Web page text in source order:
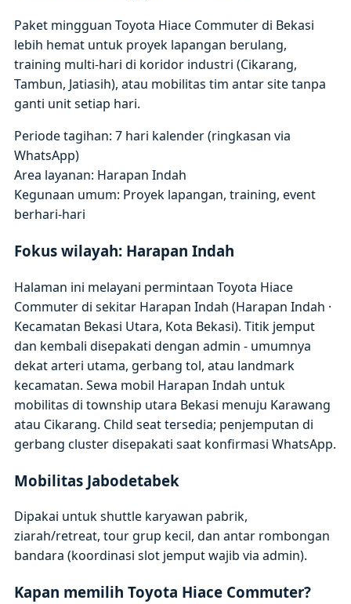
Paket mingguan Toyota Hiace Commuter di Bekasi
lebih hemat untuk proyek lapangan berulang,
training multi-hari di koridor industri (Cikarang,
Tambun, Jatiasih), atau mobilitas tim antar site tanpa
ganti unit setiap hari.
Periode tagihan: 7 hari kalender (ringkasan via
WhatsApp)
Area layanan: Harapan Indah
Kegunaan umum: Proyek lapangan, training, event
berhari-hari
Fokus wilayah: Harapan Indah
Halaman ini melayani permintaan Toyota Hiace
Commuter di sekitar Harapan Indah (Harapan Indah ·
Kecamatan Bekasi Utara, Kota Bekasi). Titik jemput
dan kembali disepakati dengan admin - umumnya
dekat arteri utama, gerbang tol, atau landmark
kecamatan. Sewa mobil Harapan Indah untuk
mobilitas di township utara Bekasi menuju Karawang
atau Cikarang. Child seat tersedia; penjemputan di
gerbang cluster disepakati saat konfirmasi WhatsApp.
Mobilitas Jabodetabek
Dipakai untuk shuttle karyawan pabrik,
ziarah/retreat, tour grup kecil, dan antar rombongan
bandara (koordinasi slot jemput wajib via admin).
Kapan memilih Toyota Hiace Commuter?